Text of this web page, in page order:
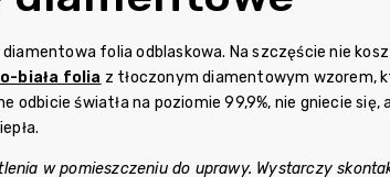
folia odblaskowa. Na szczęście nie
biała folia z tłoczonym diamentowym wzorem,
odbicie światła na poziomie 99,9%, nie gniecie
w pomieszczeniu do uprawy. Wystarczy